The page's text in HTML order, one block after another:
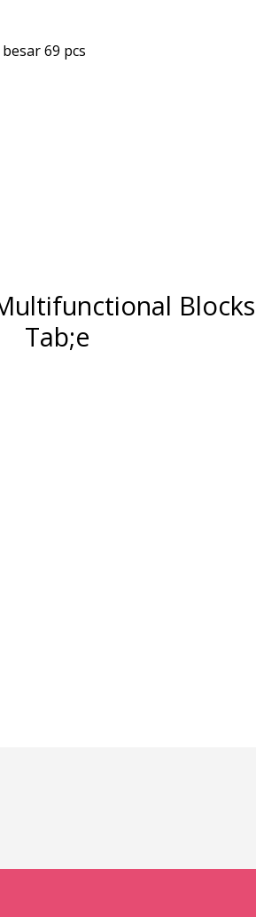
69 pcs
Blocks
Tab;e